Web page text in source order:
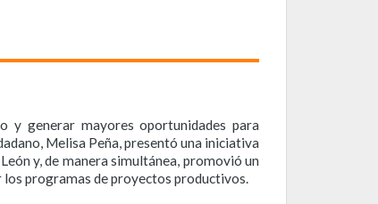
y generar mayores oportunidades para
Melisa Peña, presentó una iniciativa
y, de manera simultánea, promovió un
programas de proyectos productivos.